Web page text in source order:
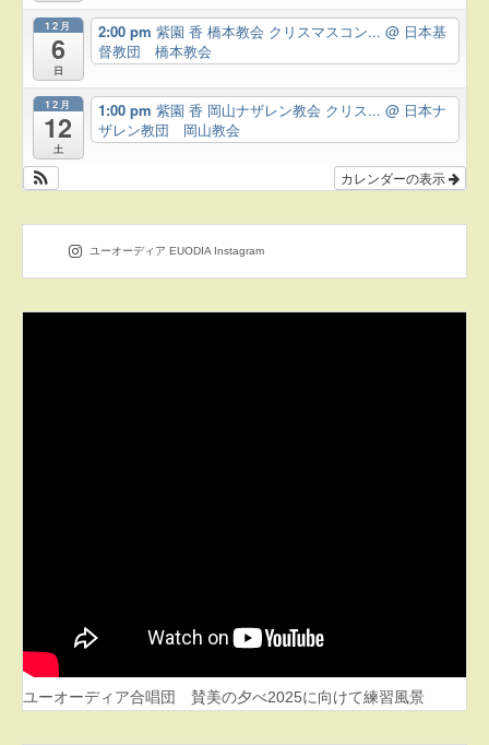
12月
6
日
2:00 pm 紫園 香 橋本教会 クリスマスコン... @ 日本基
督教団 橋本教会
12月
12
土
1:00 pm 紫園 香 岡山ナザレン教会 クリス... @ 日本ナ
ザレン教団 岡山教会
カレンダーの表示
ユーオーディア EUODIA Instagram
ユーオーディア合唱団 賛美の夕べ2025に向けて練習風景